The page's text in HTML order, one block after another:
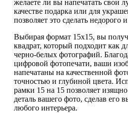
желаете ли вы напечатать свои
качестве подарка или для
позволяет это сделать недорого
Выбирая формат 15x15, вы
квадрат, который подходит как
черно-белых фотографий.
цифровой фотопечати, ваши
напечатаны на качественной
точностью и глубиной цвета.
рамки 15 на 15 позволяет
деталь вашего фото, сделав его
любого интерьера.